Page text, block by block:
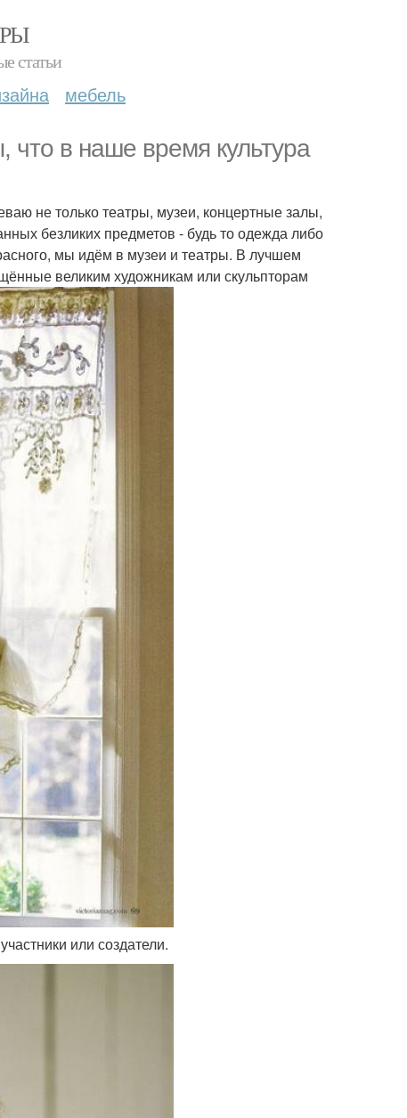
статьи
мебель
что в наше время культура
не только театры, музеи, концертные залы,
безликих предметов - будь то одежда либо
мы идём в музеи и театры. В лучшем
великим художникам или скульпторам
или создатели.